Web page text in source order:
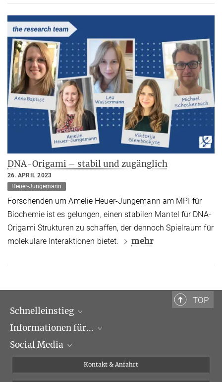
DNA-Origami – stabil und zugänglich
26. APRIL 2023
Heuer-Jungemann
Forschenden um Amelie Heuer-Jungemann am MPI für
Biochemie ist es gelungen, einen stabilen Mantel für DNA-
Origami Strukturen zu schaffen, der dennoch Spielraum für
molekulare Interaktionen bietet.
mehr
TOP
Schnelleinstieg
Forschungsgruppen
Veranstaltungen
Informationen für...
Journalisten
Social Media
Linked in
Kontakt & Anfahrt